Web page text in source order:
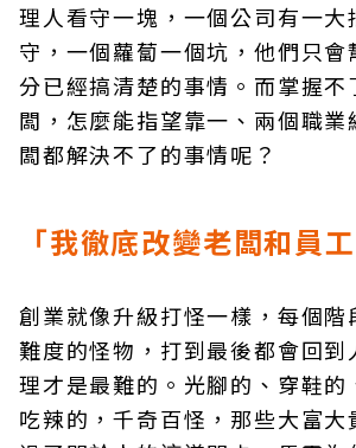
理人看守一塊，一個公司有一大
守，一個蘿蔔一個坑，他們只會
分已經搞清楚的事情。而掌握不
闆，怎麼能指望靠一、兩個職業
闆都解決不了的事情呢？
「我徹底改變老闆和員工
創業就像升級打怪一樣，每個階
難度的怪物，打到最後都會回到
理才是最難的。光腳的、穿鞋的
吃辣的，千奇百怪，那些大富大